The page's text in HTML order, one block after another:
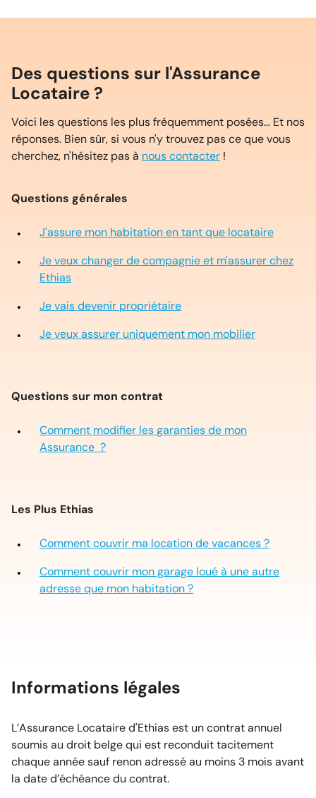
Des questions sur l'Assurance
Locataire ?
Voici les questions les plus fréquemment posées… Et nos
réponses. Bien sûr, si vous n'y trouvez pas ce que vous
cherchez, n'hésitez pas à nous contacter !
Questions générales
J'assure mon habitation en tant que locataire
Je veux changer de compagnie et m'assurer chez
Ethias
Je vais devenir propriétaire
Je veux assurer uniquement mon mobilier
Questions sur mon contrat
Comment modifier les garanties de mon
Assurance ?
Les Plus Ethias
Comment couvrir ma location de vacances ?
Comment couvrir mon garage loué à une autre
adresse que mon habitation ?
Informations légales
L’Assurance Locataire d'Ethias est un contrat annuel
soumis au droit belge qui est reconduit tacitement
chaque année sauf renon adressé au moins 3 mois avant
la date d’échéance du contrat.